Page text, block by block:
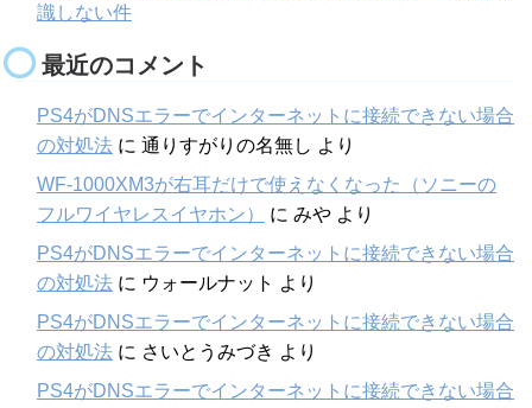
識しない件
最近のコメント
PS4がDNSエラーでインターネットに接続できない場合
の対処法 に 通りすがりの名無し より
WF-1000XM3が右耳だけで使えなくなった（ソニーの
フルワイヤレスイヤホン）
に みや より
PS4がDNSエラーでインターネットに接続できない場合
の対処法 に ウォールナット より
PS4がDNSエラーでインターネットに接続できない場合
の対処法 に さいとうみづき より
PS4がDNSエラーでインターネットに接続できない場合